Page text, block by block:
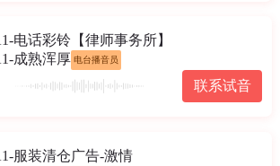
电话彩铃【律师事务所】
成熟浑厚 电台播音员
联系试音
服装清仓广告-激情